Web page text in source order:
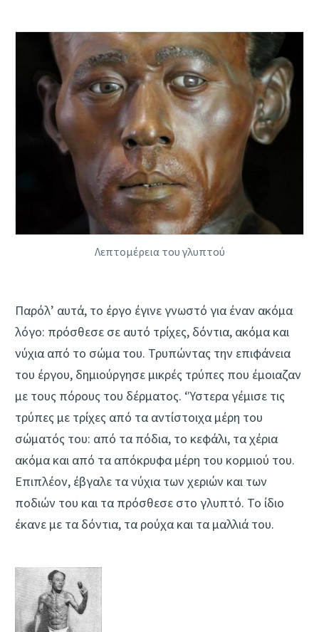
Λεπτομέρεια του γλυπτού
Παρόλ’ αυτά, το έργο έγινε γνωστό για έναν ακόμα
λόγο: πρόσθεσε σε αυτό τρίχες, δόντια, ακόμα και
νύχια από το σώμα του. Τρυπώντας την επιφάνεια
του έργου, δημιούργησε μικρές τρύπες που έμοιαζαν
με τους πόρους του δέρματος. ‘Ύστερα γέμισε τις
τρύπες με τρίχες από τα αντίστοιχα μέρη του
σώματός του: από τα πόδια, το κεφάλι, τα χέρια
ακόμα και από τα απόκρυφα μέρη του κορμιού του.
Επιπλέον, έβγαλε τα νύχια των χεριών και των
ποδιών του και τα πρόσθεσε στο γλυπτό. Το ίδιο
έκανε με τα δόντια, τα ρούχα και τα μαλλιά του.